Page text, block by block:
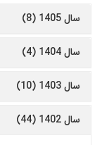
سال 1405 (8)
سال 1404 (4)
سال 1403 (10)
سال 1402 (44)